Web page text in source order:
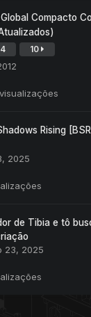
Compacto
4 10
visualizações
Rising
2025
de Tibia e tô
23, 2025